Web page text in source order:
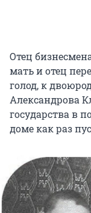
Отец
мать и отец
голод, к
Александрова
государства в
доме как раз